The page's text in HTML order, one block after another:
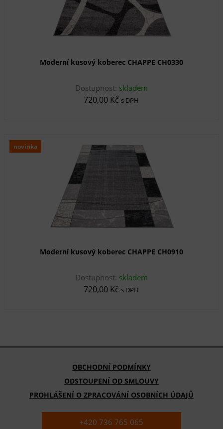
Moderní kusový koberec CHAPPE CH0330
Dostupnost: skladem
720,00 Kč s DPH
novinka
Moderní kusový koberec CHAPPE CH0910
Dostupnost: skladem
720,00 Kč s DPH
OBCHODNÍ PODMÍNKY
ODSTOUPENÍ OD SMLOUVY
PROHLÁŠENÍ O ZPRACOVÁNÍ OSOBNÍCH ÚDAJŮ
+420 736 765 065